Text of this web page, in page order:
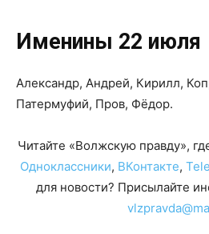
Именины 22 июля
Александр, Андрей, Кирилл,
Патермуфий, Пров, Фёдор.
Читайте «Волжскую правду»,
Одноклассники, ВКонтакте,
для новости? Присылайте